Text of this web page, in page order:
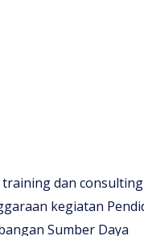
dan
kegiatan
Sumber Daya